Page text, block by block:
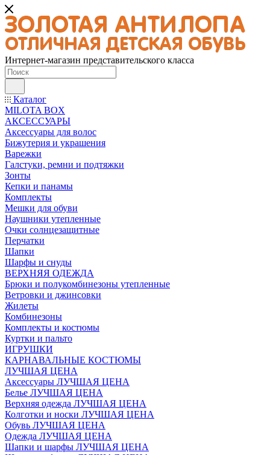
Интернет-магазин представительского класса
Каталог
MILOTA BOX
АКСЕССУАРЫ
Аксессуары для волос
Бижутерия и украшения
Варежки
Галстуки, ремни и подтяжки
Зонты
Кепки и панамы
Комплекты
Мешки для обуви
Наушники утепленные
Очки солнцезащитные
Перчатки
Шапки
Шарфы и снуды
ВЕРХНЯЯ ОДЕЖДА
Брюки и полукомбинезоны утепленные
Ветровки и джинсовки
Жилеты
Комбинезоны
Комплекты и костюмы
Куртки и пальто
ИГРУШКИ
КАРНАВАЛЬНЫЕ КОСТЮМЫ
ЛУЧШАЯ ЦЕНА
Аксессуары ЛУЧШАЯ ЦЕНА
Белье ЛУЧШАЯ ЦЕНА
Верхняя одежда ЛУЧШАЯ ЦЕНА
Колготки и носки ЛУЧШАЯ ЦЕНА
Обувь ЛУЧШАЯ ЦЕНА
Одежда ЛУЧШАЯ ЦЕНА
Шапки и шарфы ЛУЧШАЯ ЦЕНА